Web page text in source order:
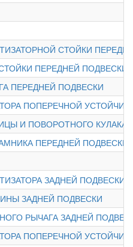
СТОЙКИ
ПЕРЕДНЕЙ ПОДВЕСКИ
ПЕРЕДНЕЙ ПОДВЕСКИ
ПОПЕРЕЧНОЙ
И ПОВОРОТНОГО КУЛАКА
ПЕРЕДНЕЙ ПОДВЕСКИ
ЗАДНЕЙ ПОДВЕСКИ
ЗАДНЕЙ ПОДВЕСКИ
РЫЧАГА ЗАДНЕЙ
ПОПЕРЕЧНОЙ